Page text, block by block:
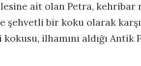
ait olan Petra, kehribar
şehvetli bir koku olarak
kokusu, ilhamını aldığı